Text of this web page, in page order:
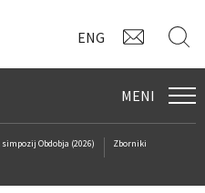
ENG
MENI
simpozij Obdobja (2026)
Zborniki